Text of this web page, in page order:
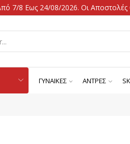
7/8 Εως 24/08/2026. Οι
ΓΥΝΑΙΚΕΣ ΑΝΤΡΕΣ